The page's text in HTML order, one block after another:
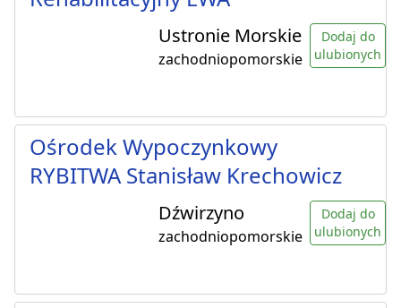
Ustronie Morskie
zachodniopomorskie
Dodaj do
ulubionych
Ośrodek Wypoczynkowy
RYBITWA Stanisław Krechowicz
Dźwirzyno
zachodniopomorskie
Dodaj do
ulubionych